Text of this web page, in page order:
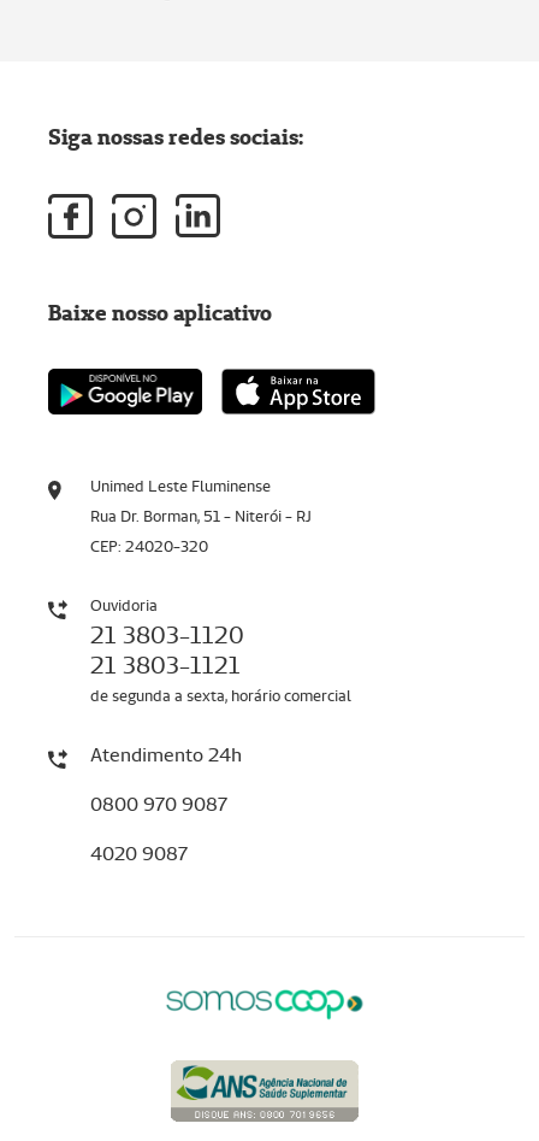
Unimed Leste Fluminense
Rua Dr. Borman, 51 - Niterói - RJ
CEP: 24020-320
Ouvidoria
21 3803-1120
21 3803-1121
de segunda a sexta, horário comercial
Atendimento 24h
0800 970 9087
4020 9087
Siga nossas redes sociais:
Baixe nosso aplicativo